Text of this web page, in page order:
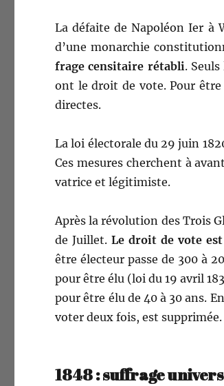
La défaite de Napoléon Ier à
d’une monar­chie
frage cen­si­taire rétabli.
ont le droit de vote. Pour
directes.
La loi élec­torale du 29 juin
Ces mesures cherchent à
va­trice et légitimiste.
Après la révo­lu­tion des Trois
de Juil­let.Le droit de vote
être électeur passe de 300 à
pour être élu (loi du 19 avril
pour être élu de 40 à 30 ans.
vot­er deux fois, est supprimée.
1848 : suffrage